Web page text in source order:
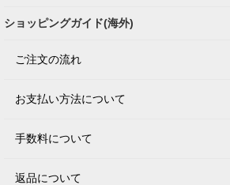
ショッピングガイド(海外)
ご注文の流れ
お支払い方法について
手数料について
返品について